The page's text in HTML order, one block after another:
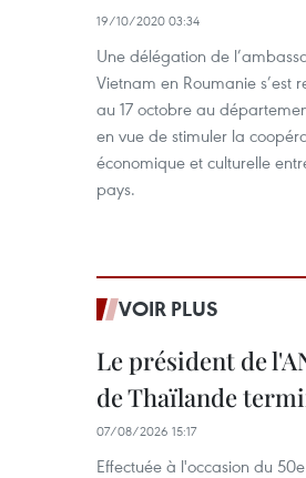
19/10/2020 03:34
Une délégation de
Vietnam en Roumanie s’est
au 17 octobre au
en vue de stimuler la
économique et culturelle
pays.
VOIR PLUS
Le président de
de Thaïlande
07/08/2026 15:17
Effectuée à l'occasion du